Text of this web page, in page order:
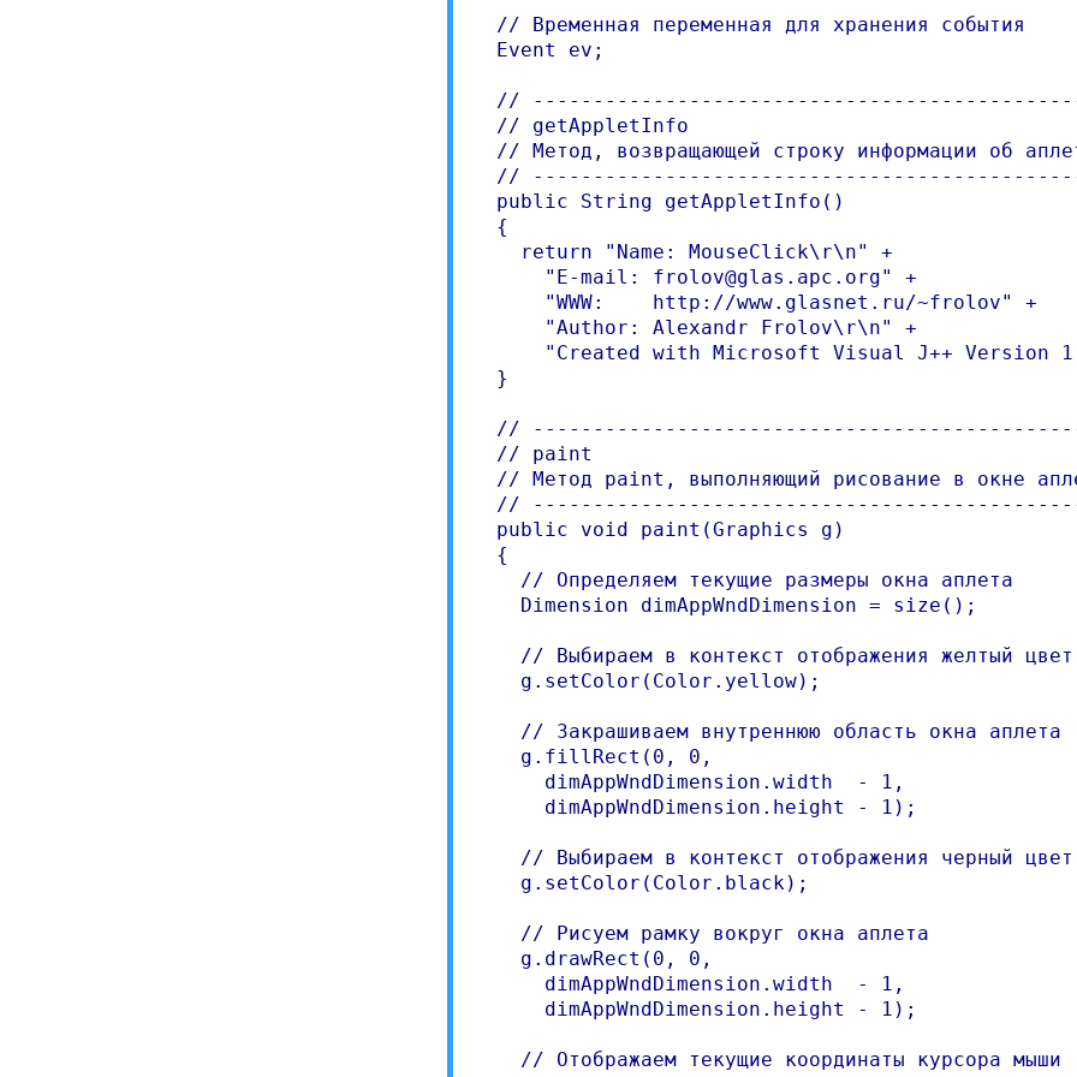
  // Временная переменная для хранения события
  Event ev;
//
  // getAppletInfo
// Метод, возвращающей строку информации об
//
  public String getAppletInfo()
  {
    return "Name: MouseClick\r\n" +
      "E-mail: frolov@glas.apc.org" +
      "WWW:    http://www.glasnet.ru/~frolov" +
      "Author: Alexandr Frolov\r\n" +
"Created with Microsoft Visual J++ Version
  }
//
  // paint
// Метод paint, выполняющий рисование в окне
//
  public void paint(Graphics g)
  {
    // Определяем текущие размеры окна аплета
    Dimension dimAppWndDimension = size();
    // Выбираем в контекст отображения желтый цвет
    g.setColor(Color.yellow);
    // Закрашиваем внутреннюю область окна аплета
    g.fillRect(0, 0,
      dimAppWndDimension.width  - 1,
      dimAppWndDimension.height - 1);
    // Выбираем в контекст отображения черный цвет
    g.setColor(Color.black);
    // Рисуем рамку вокруг окна аплета
    g.drawRect(0, 0,
      dimAppWndDimension.width  - 1,
      dimAppWndDimension.height - 1);
    // Отображаем текущие координаты курсора мыши